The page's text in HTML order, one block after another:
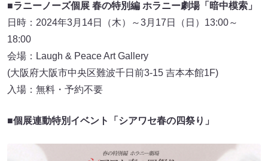
■ラニーノーズ個展 春の特別編 ホラニー劇場「暗中模索」
日時：2024年3月14日（木）～3月17日（日）13:00～
18:00
会場：Laugh & Peace Art Gallery
(大阪府大阪市中央区難波千日前3-15 吉本本館1F)
入場：無料・予約不要
■個展連動特別イベント「シアワセ春の四祭り」